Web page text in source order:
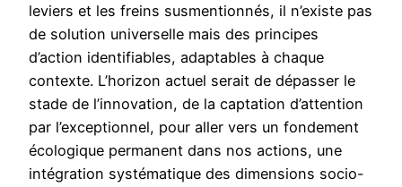
leviers et les freins susmentionnés, il n’existe pas
de solution universelle mais des principes
d’action identifiables, adaptables à chaque
contexte. L’horizon actuel serait de dépasser le
stade de l’innovation, de la captation d’attention
par l’exceptionnel, pour aller vers un fondement
écologique permanent dans nos actions, une
intégration systématique des dimensions socio-